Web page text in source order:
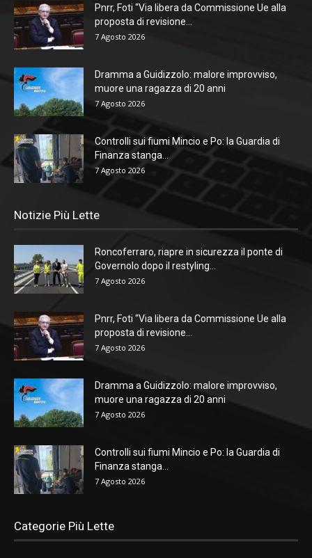
Pnrr, Foti “Via libera da Commissione Ue alla
proposta di revisione...
7 Agosto 2026
Dramma a Guidizzolo: malore improvviso,
muore una ragazza di 20 anni
7 Agosto 2026
Controlli sui fiumi Mincio e Po: la Guardia di
Finanza stanga...
7 Agosto 2026
Notizie Più Lette
Roncoferraro, riapre in sicurezza il ponte di
Governolo dopo il restyling...
7 Agosto 2026
Pnrr, Foti “Via libera da Commissione Ue alla
proposta di revisione...
7 Agosto 2026
Dramma a Guidizzolo: malore improvviso,
muore una ragazza di 20 anni
7 Agosto 2026
Controlli sui fiumi Mincio e Po: la Guardia di
Finanza stanga...
7 Agosto 2026
Categorie Più Lette